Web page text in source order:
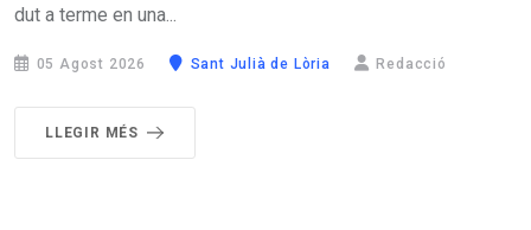
dut a terme en una...
05 Agost 2026 Sant Julià de Lòria Redacció
LLEGIR MÉS